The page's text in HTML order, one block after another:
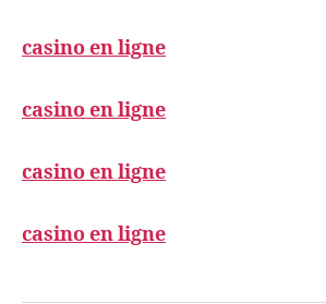
casino en ligne
casino en ligne
casino en ligne
casino en ligne